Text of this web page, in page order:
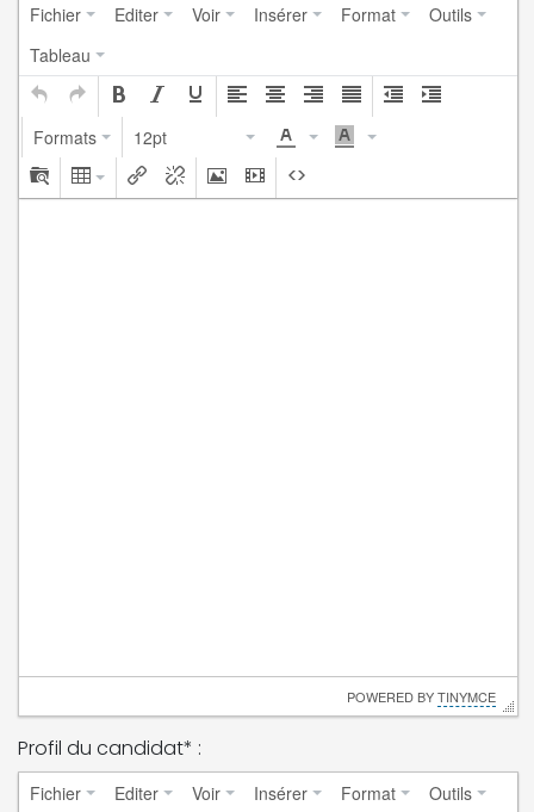
Fichier Editer Voir Insérer Format
Outils
Tableau
Formats 12pt
POWERED BY TINYMCE
Profil du candidat* :
Fichier Editer Voir Insérer Format Outils